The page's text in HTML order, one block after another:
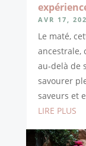
AVR 17,
Le maté,
ancestrale,
au-delà de
savourer
saveurs et
LIRE PLUS